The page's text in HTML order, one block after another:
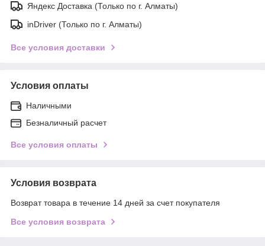
Яндекс Доставка (Только по г. Алматы)
inDriver (Только по г. Алматы)
Все условия доставки
Условия оплаты
Наличными
Безналичный расчет
Все условия оплаты
Условия возврата
Возврат товара в течение 14 дней за счет покупателя
Все условия возврата